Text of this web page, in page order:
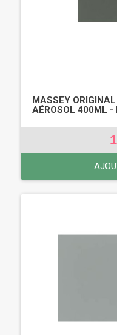
MASSEY
AÉROSOL 400ML